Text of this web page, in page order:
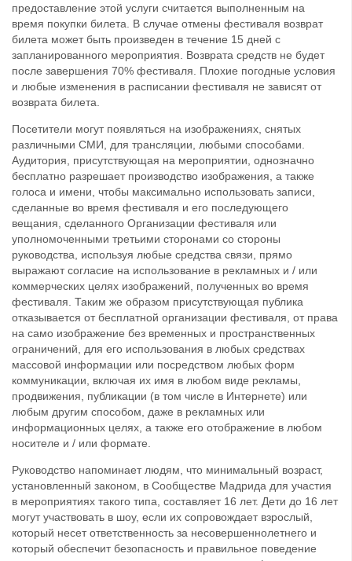
предоставление этой услуги считается выполненным на
время покупки билета. В случае отмены фестиваля возврат
билета может быть произведен в течение 15 дней с
запланированного мероприятия. Возврата средств не будет
после завершения 70% фестиваля. Плохие погодные условия
и любые изменения в расписании фестиваля не зависят от
возврата билета.
Посетители могут появляться на изображениях, снятых
различными СМИ, для трансляции, любыми способами.
Аудитория, присутствующая на мероприятии, однозначно
бесплатно разрешает производство изображения, а также
голоса и имени, чтобы максимально использовать записи,
сделанные во время фестиваля и его последующего
вещания, сделанного Организации фестиваля или
уполномоченными третьими сторонами со стороны
руководства, используя любые средства связи, прямо
выражают согласие на использование в рекламных и / или
коммерческих целях изображений, полученных во время
фестиваля. Таким же образом присутствующая публика
отказывается от бесплатной организации фестиваля, от права
на само изображение без временных и пространственных
ограничений, для его использования в любых средствах
массовой информации или посредством любых форм
коммуникации, включая их имя в любом виде рекламы,
продвижения, публикации (в том числе в Интернете) или
любым другим способом, даже в рекламных или
информационных целях, а также его отображение в любом
носителе и / или формате.
Руководство напоминает людям, что минимальный возраст,
установленный законом, в Сообществе Мадрида для участия
в мероприятиях такого типа, составляет 16 лет. Дети до 16 лет
могут участвовать в шоу, если их сопровождает взрослый,
который несет ответственность за несовершеннолетнего и
который обеспечит безопасность и правильное поведение